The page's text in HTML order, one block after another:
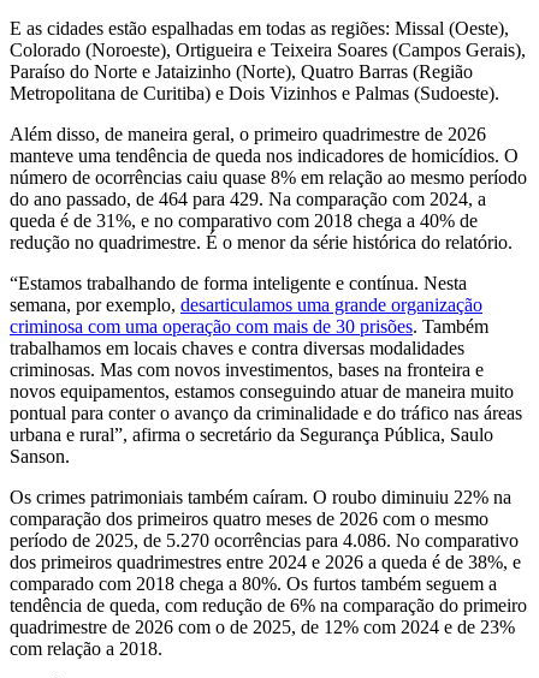
E as cidades estão espalhadas em todas as regiões: Missal (Oeste),
Colorado (Noroeste), Ortigueira e Teixeira Soares (Campos Gerais),
Paraíso do Norte e Jataizinho (Norte), Quatro Barras (Região
Metropolitana de Curitiba) e Dois Vizinhos e Palmas (Sudoeste).
Além disso, de maneira geral, o primeiro quadrimestre de 2026
manteve uma tendência de queda nos indicadores de homicídios. O
número de ocorrências caiu quase 8% em relação ao mesmo período
do ano passado, de 464 para 429. Na comparação com 2024, a
queda é de 31%, e no comparativo com 2018 chega a 40% de
redução no quadrimestre. É o menor da série histórica do relatório.
“Estamos trabalhando de forma inteligente e contínua. Nesta
semana, por exemplo, desarticulamos uma grande organização
criminosa com uma operação com mais de 30 prisões. Também
trabalhamos em locais chaves e contra diversas modalidades
criminosas. Mas com novos investimentos, bases na fronteira e
novos equipamentos, estamos conseguindo atuar de maneira muito
pontual para conter o avanço da criminalidade e do tráfico nas áreas
urbana e rural”, afirma o secretário da Segurança Pública, Saulo
Sanson.
Os crimes patrimoniais também caíram. O roubo diminuiu 22% na
comparação dos primeiros quatro meses de 2026 com o mesmo
período de 2025, de 5.270 ocorrências para 4.086. No comparativo
dos primeiros quadrimestres entre 2024 e 2026 a queda é de 38%, e
comparado com 2018 chega a 80%. Os furtos também seguem a
tendência de queda, com redução de 6% na comparação do primeiro
quadrimestre de 2026 com o de 2025, de 12% com 2024 e de 23%
com relação a 2018.